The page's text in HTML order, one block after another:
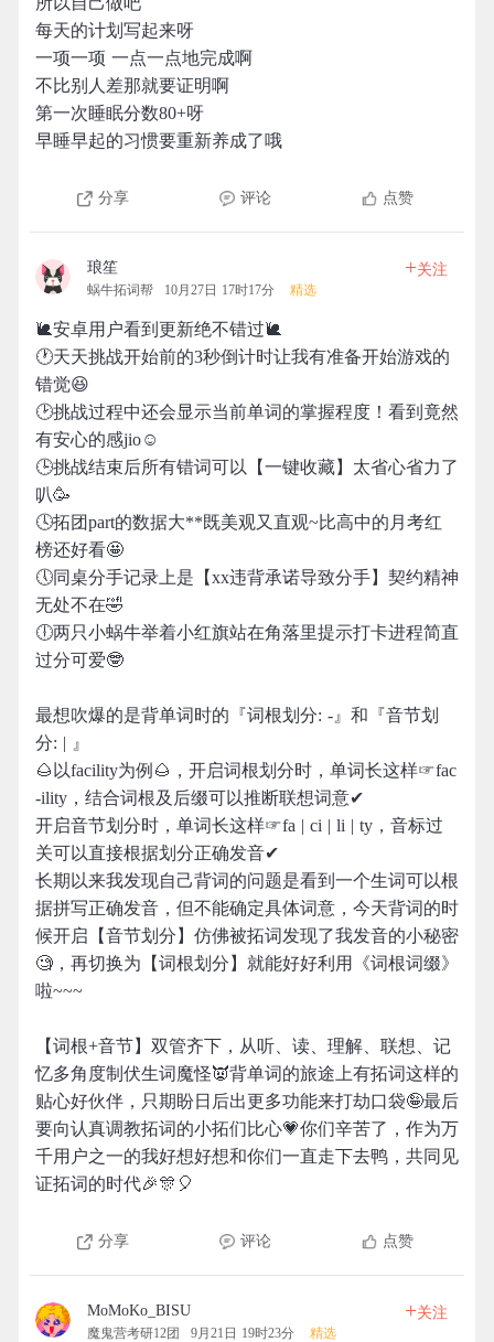
每天的计划写起来呀
一项一项 一点一点地完成啊
不比别人差那就要证明啊
第一次睡眠分数80+呀
早睡早起的习惯要重新养成了哦
分享 评论 点赞
琅笙
蜗牛拓词帮 10月27日 17时17分 精选
+关注
🐌安卓用户看到更新绝不错过🐌
🕐天天挑战开始前的3秒倒计时让我有准备开始游戏的
错觉😆
🕑挑战过程中还会显示当前单词的掌握程度！看到竟然
有安心的感jio☺️
🕒挑战结束后所有错词可以【一键收藏】太省心省力了
叭🥳
🕓拓团part的数据大**既美观又直观~比高中的月考红
榜还好看🤩
🕔同桌分手记录上是【xx违背承诺导致分手】契约精神
无处不在🤣
🕕两只小蜗牛举着小红旗站在角落里提示打卡进程简直
过分可爱🤓
最想吹爆的是背单词时的『词根划分: -』和『音节划
分: | 』
🌰以facility为例🌰，开启词根划分时，单词长这样☞fac
-ility，结合词根及后缀可以推断联想词意✔
开启音节划分时，单词长这样☞fa | ci | li | ty，音标过
关可以直接根据划分正确发音✔
长期以来我发现自己背词的问题是看到一个生词可以根
据拼写正确发音，但不能确定具体词意，今天背词的时
候开启【音节划分】仿佛被拓词发现了我发音的小秘密
🧐，再切换为【词根划分】就能好好利用《词根词缀》
啦~~~
【词根+音节】双管齐下，从听、读、理解、联想、记
忆多角度制伏生词魔怪👿背单词的旅途上有拓词这样的
贴心好伙伴，只期盼日后出更多功能来打劫口袋🤪最后
要向认真调教拓词的小拓们比心💗你们辛苦了，作为万
千用户之一的我好想好想和你们一直走下去鸭，共同见
证拓词的时代🎉🎊🎈
分享 评论 点赞
MoMoKo_BISU
魔鬼营考研12团 9月21日 19时23分 精选
+关注